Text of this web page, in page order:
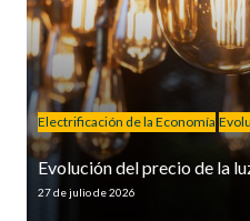
Electrificación de la Economía
Evolución del precio de la
27 de julio de 2026